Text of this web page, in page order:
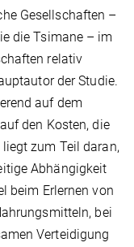
Gesellschaften –
die Tsimane – im
relativ
der Studie.
auf dem
den Kosten, die
zum Teil daran,
Abhängigkeit
beim Erlernen von
bei
Verteidigung